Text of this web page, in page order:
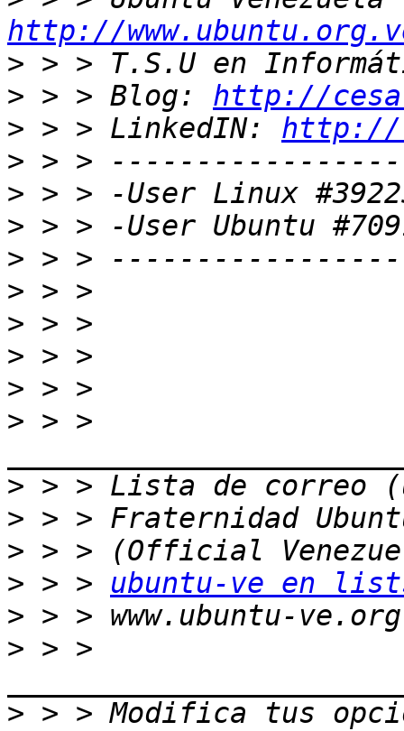
http://
>
> > > Blog: http://
> > > LinkedIN: http://
>
>
>
>
>
>
>
>
> > >
>
>
>
> > > ubuntu-ve en
>
> > >
> > > Modifica tus